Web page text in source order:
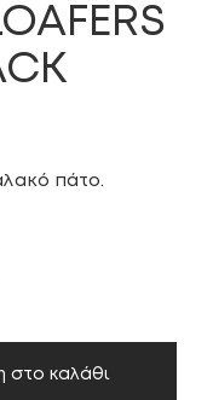
πάτο.
στο καλάθι